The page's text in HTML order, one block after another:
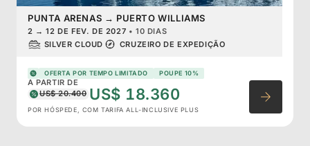
PUNTA ARENAS → PUERTO WILLIAMS
2 → 12 DE FEV. DE 2027 •10 DIAS
SILVER CLOUD
CRUZEIRO DE EXPEDIÇÃO
OFERTA POR TEMPO LIMITADO POUPE 10%
A PARTIR DE
US$ 20.400 US$ 18.360
POR HÓSPEDE, COM TARIFA ALL-INCLUSIVE PLUS